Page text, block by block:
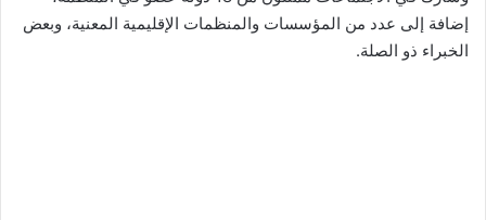
إضافة إلى عدد من المؤسسات والمنظمات الإقليمية المعنية، وبعض
الخبراء ذو الصلة.